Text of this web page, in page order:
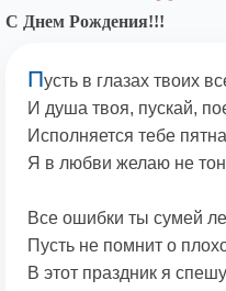
С Днем Рождения!!!
Пусть в глазах твоих
И душа твоя, пускай,
Исполняется тебе
Я в любви желаю не
Все ошибки ты сумей
Пусть не помнит о
В этот праздник я